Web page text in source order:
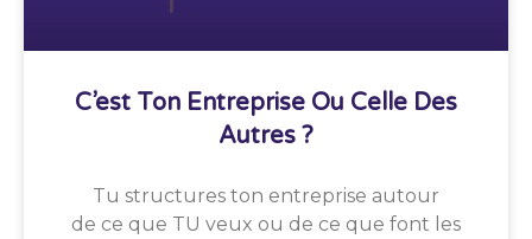
C’est Ton Entreprise Ou Celle Des
Autres ?
Tu structures ton entreprise autour
de ce que TU veux ou de ce que font les